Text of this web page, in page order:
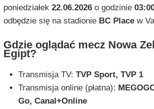
poniedziałek 22.06.2026o godzinie
odbędzie się na stadionie BC Placew
Gdzie oglądać mecz Nowa
Egipt?
Transmisja TV: TVP Sport, TVP 1
Transmisja online (płatna):
Go, Canal+Online